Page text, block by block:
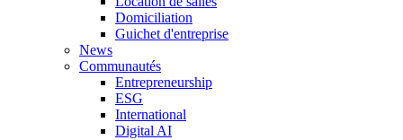
Domiciliation
Guichet d'entreprise
News
Communautés
Entrepreneurship
ESG
International
Digital AI